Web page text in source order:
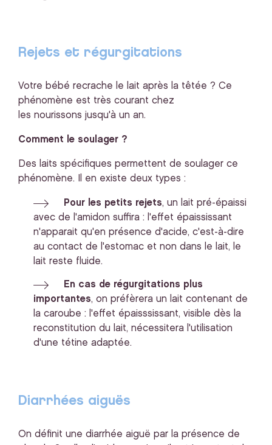
Rejets et régurgitations
Votre bébé recrache le lait après la têtée ? Ce
phénomène est très courant chez
les nourissons jusqu'à un an.
Comment le soulager ?
Des laits spécifiques permettent de soulager ce
phénomène. Il en existe deux types :
Pour les petits rejets, un lait pré-épaissi
avec de l'amidon suffira : l'effet épaississant
n'apparait qu'en présence d'acide, c'est-à-dire
au contact de l'estomac et non dans le lait, le
lait reste fluide.
En cas de régurgitations plus
importantes, on préfèrera un lait contenant de
la caroube : l'effet épaisssissant, visible dès la
reconstitution du lait, nécessitera l'utilisation
d'une tétine adaptée.
Diarrhées aiguës
On définit une diarrhée aiguë par la présence de